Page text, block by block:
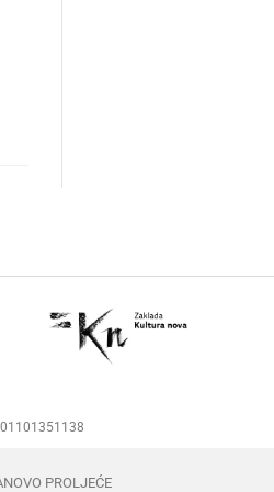
PROLJEĆE